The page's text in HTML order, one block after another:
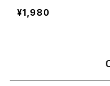
¥1,980